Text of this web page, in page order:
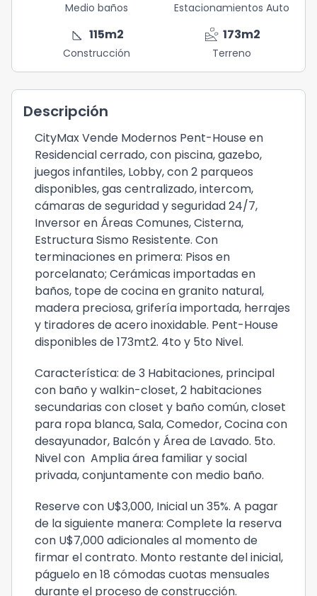
Medio baños Estacionamientos Auto
square_foot 115m2
Construcción
landslide 173m2
Terreno
Descripción
CityMax Vende Modernos Pent-House en
Residencial cerrado, con piscina, gazebo,
juegos infantiles, Lobby, con 2 parqueos
disponibles, gas centralizado, intercom,
cámaras de seguridad y seguridad 24/7,
Inversor en Áreas Comunes, Cisterna,
Estructura Sismo Resistente. Con
terminaciones en primera: Pisos en
porcelanato; Cerámicas importadas en
baños, tope de cocina en granito natural,
madera preciosa, grifería importada, herrajes
y tiradores de acero inoxidable. Pent-House
disponibles de 173mt2. 4to y 5to Nivel.
Característica: de 3 Habitaciones, principal
con baño y walkin-closet, 2 habitaciones
secundarias con closet y baño común, closet
para ropa blanca, Sala, Comedor, Cocina con
desayunador, Balcón y Área de Lavado. 5to.
Nivel con Amplia área familiar y social
privada, conjuntamente con medio baño.
Reserve con U$3,000, Inicial un 35%. A pagar
de la siguiente manera: Complete la reserva
con U$7,000 adicionales al momento de
firmar el contrato. Monto restante del inicial,
páguelo en 18 cómodas cuotas mensuales
durante el proceso de construcción.